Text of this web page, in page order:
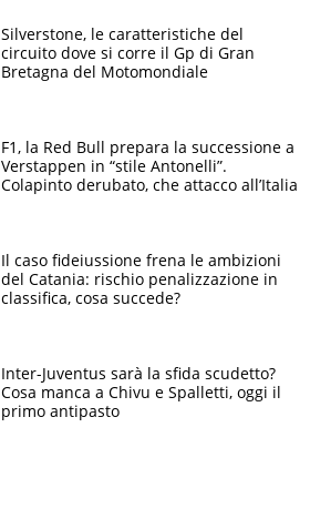
Silverstone, le caratteristiche del
circuito dove si corre il Gp di Gran
Bretagna del Motomondiale
F1, la Red Bull prepara la successione a
Verstappen in “stile Antonelli”.
Colapinto derubato, che attacco all’Italia
Il caso fideiussione frena le ambizioni
del Catania: rischio penalizzazione in
classifica, cosa succede?
Inter-Juventus sarà la sfida scudetto?
Cosa manca a Chivu e Spalletti, oggi il
primo antipasto